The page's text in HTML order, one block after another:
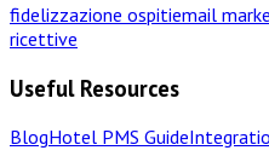
fidelizzazione ospitiemail
ricettive
Useful Resources
BlogHotel PMS Guide